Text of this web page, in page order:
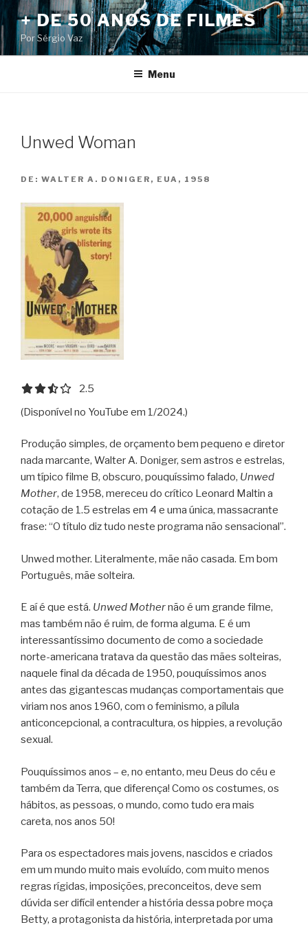
Pular
para
o
conteúdo
+ DE 50 ANOS DE FILMES
Por Sérgio Vaz
Menu
Unwed Woman
DE: WALTER A. DONIGER, EUA, 1958
2.5 out of 5.0 stars
2.5
(Disponível no YouTube em 1/2024.)
Produção simples, de orçamento bem pequeno e diretor
nada marcante, Walter A. Doniger, sem astros e estrelas,
um típico filme B, obscuro, pouquíssimo falado, Unwed
Mother, de 1958, mereceu do crítico Leonard Maltin a
cotação de 1.5 estrelas em 4 e uma única, massacrante
frase: “O título diz tudo neste programa não sensacional”.
Unwed mother. Literalmente, mãe não casada. Em bom
Português, mãe solteira.
E aí é que está. Unwed Mothernão é um grande filme,
mas também não é ruim, de forma alguma. E é um
interessantíssimo documento de como a sociedade
norte-americana tratava da questão das mães solteiras,
naquele final da década de 1950, pouquíssimos anos
antes das gigantescas mudanças comportamentais que
viriam nos anos 1960, com o feminismo, a pílula
anticoncepcional, a contracultura, os hippies, a revolução
sexual.
Pouquíssimos anos – e, no entanto, meu Deus do céu e
também da Terra, que diferença! Como os costumes, os
hábitos, as pessoas, o mundo, como tudo era mais
careta, nos anos 50!
Para os espectadores mais jovens, nascidos e criados
em um mundo muito mais evoluído, com muito menos
regras rígidas, imposições, preconceitos, deve sem
dúvida ser difícil entender a história dessa pobre moça
Betty, a protagonista da história, interpretada por uma